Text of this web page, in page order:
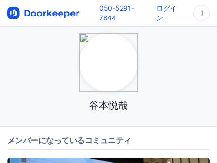
050-5291-
7844
ログイ
ン
谷本悦哉
メンバーになっているコミュニティ